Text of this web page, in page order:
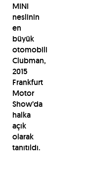
MINI
neslinin
en
büyük
otomobili
Clubman,
2015
Frankfurt
Motor
Show’da
halka
açık
olarak
tanıtıldı.